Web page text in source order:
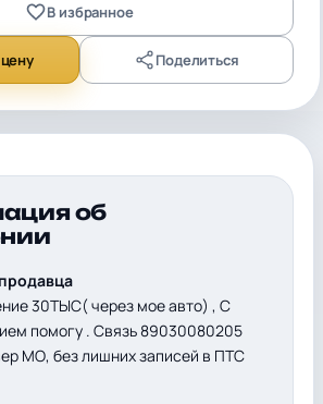
В избранное
Поделиться
об
30ТЫС( через мое авто) , С
помогу . Связь 89030080205
МО, без лишних записей в ПТС